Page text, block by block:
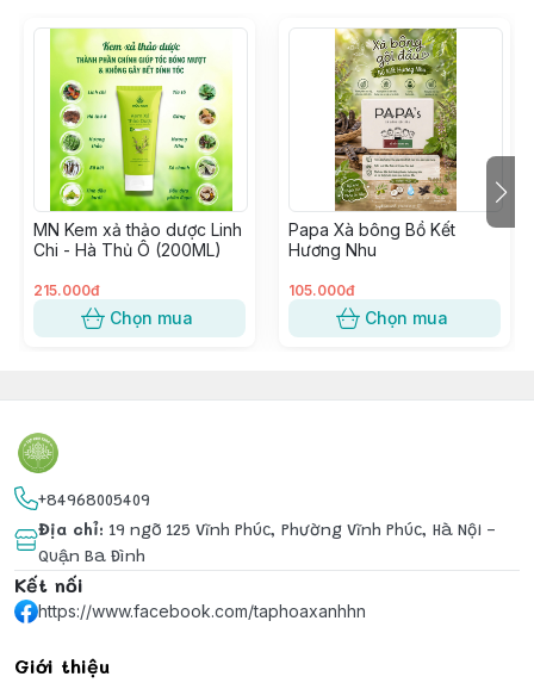
Mỗi hộp đều gồm 3 gói nhuộm nhỏ, mũ chụp, găng tay
và một gói thảo dược gội đầu sau nhuộm. Với tóc dài
đến chấm vai thì dùng 1 hộp cho 1 lần nhuộm, còn
chấm chân hoặc nam giới thì chỉ cần 1-2 túi/lần.
Nhuộm xong tóc mềm mại, mùi thảo dược dễ chịu chứ
không khô xơ đâu nha. Hoàn toàn không hóa chất nên
có thể dùng liên tục không sợ độc hại, và nên kết hợp
với dùng dầu gội tự nhiên, thảo dược để tóc bền màu
cũng như đỡ bị bạc thêm ạ.
MN Kem xả thảo dược Linh
Chi - Hà Thủ Ô (200ML)
215.000đ
Chọn mua
Papa Xà bông Bồ Kết
Hương Nhu
105.000đ
Chọn mua
+84968005409
Địa chỉ: 19 ngõ 125 Vĩnh Phúc, Phường Vĩnh Phúc, Hà Nội -
Quận Ba Đình
Kết nối
https://www.facebook.com/taphoaxanhhn
Giới thiệu